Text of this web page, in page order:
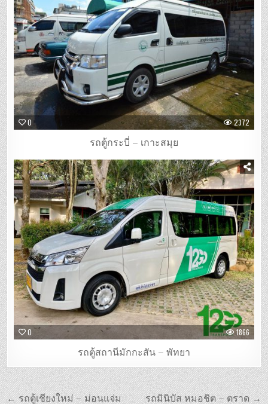
0 2372
รถตู้กระบี่ – เกาะสมุย
0 1866
รถตู้สถานีมักกะสัน – พัทยา
แนะแนว รถมินิบัส หมอชิต – ตราด →
← รถตู้เชียงใหม่ – ม่อนแจ่ม